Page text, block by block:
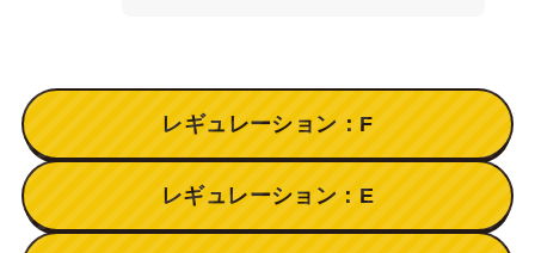
レギュレーション：F
レギュレーション：E